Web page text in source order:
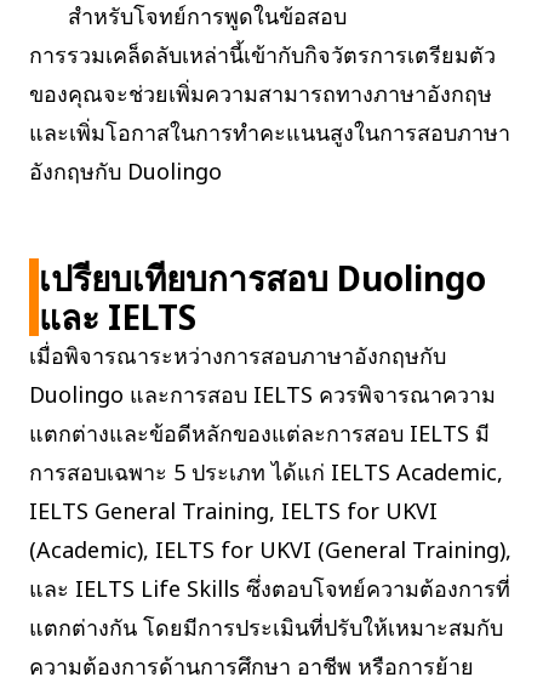
สำหรับโจทย์การพูดในข้อสอบ
การรวมเคล็ดลับเหล่านี้เข้ากับกิจวัตรการเตรียมตัว
ของคุณจะช่วยเพิ่มความสามารถทางภาษาอังกฤษ
และเพิ่มโอกาสในการทำคะแนนสูงในการสอบภาษา
อังกฤษกับ Duolingo
เปรียบเทียบการสอบ Duolingo
และ IELTS
เมื่อพิจารณาระหว่างการสอบภาษาอังกฤษกับ
Duolingo และการสอบ IELTS ควรพิจารณาความ
แตกต่างและข้อดีหลักของแต่ละการสอบ IELTS มี
การสอบเฉพาะ 5 ประเภท ได้แก่ IELTS Academic,
IELTS General Training, IELTS for UKVI
(Academic), IELTS for UKVI (General Training),
และ IELTS Life Skills ซึ่งตอบโจทย์ความต้องการที่
แตกต่างกัน โดยมีการประเมินที่ปรับให้เหมาะสมกับ
ความต้องการด้านการศึกษา อาชีพ หรือการย้าย